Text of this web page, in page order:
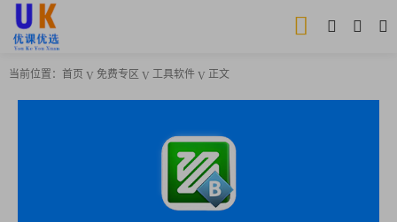
当前位置： 首页 免费专区 工具软件 正文